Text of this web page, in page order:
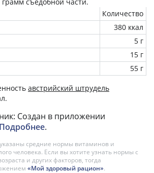
Количество
380 ккал
5 г
15 г
55 г
австрийский штрудель
Создан в приложении
Подробнее.
средние нормы витаминов и
человека. Если вы хотите узнать нормы с
и других факторов, тогда
«Мой здоровый рацион».